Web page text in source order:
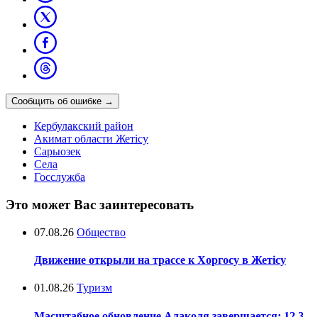
Сообщить об ошибке →
Кербулакский район
Акимат области Жетісу
Сарыозек
Села
Госслужба
Это может Вас заинтересовать
07.08.26 Общество
Движение открыли на трассе к Хоргосу в Жетісу
01.08.26 Туризм